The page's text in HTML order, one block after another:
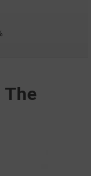
The